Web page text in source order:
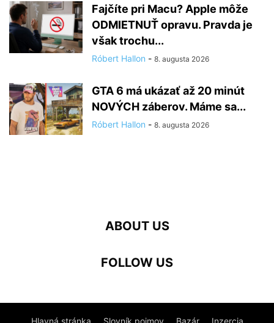
Fajčíte pri Macu? Apple môže
ODMIETNUŤ opravu. Pravda je
však trochu...
Róbert Hallon - 8. augusta 2026
GTA 6 má ukázať až 20 minút
NOVÝCH záberov. Máme sa...
Róbert Hallon - 8. augusta 2026
ABOUT US
FOLLOW US